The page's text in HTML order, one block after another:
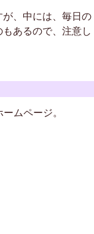
、中には、毎日の
あるので、注意し
ムページ。